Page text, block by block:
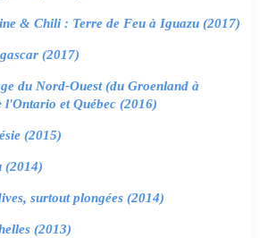
& Chili : Terre de Feu à Iguazu (2017)
(2017)
du Nord-Ouest (du Groenland à
et Québec (2016)
(2015)
(2014)
surtout plongées (2014)
(2013)